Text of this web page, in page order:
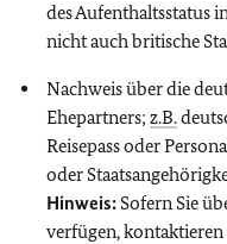
des Aufenthaltsstatus
nicht auch britische
Nachweis über die
Ehepartners; z.B.
Reisepass oder
oder
Hinweis: Sofern Sie
verfügen, kontaktieren